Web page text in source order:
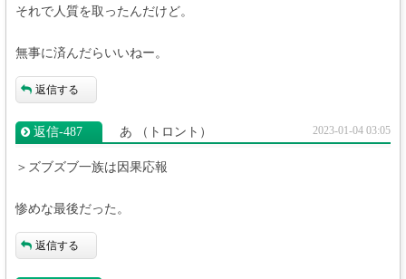
それで人質を取ったんだけど。
無事に済んだらいいねー。
返信する
返信‐487 あ （トロント） 2023-01-04 03:05
＞ズブズブ一族は因果応報
惨めな最後だった。
返信する